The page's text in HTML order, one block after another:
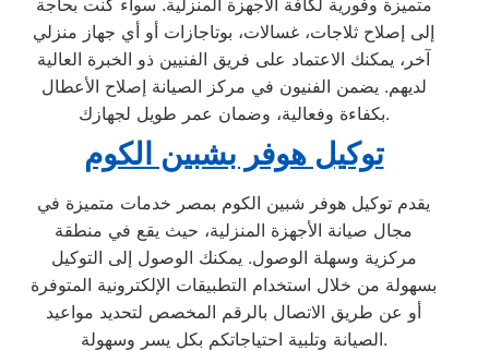
إلى إصلاح ثلاجات، غسالات، بوتاجازات أو أي جهاز منزلي
آخر، يمكنك الاعتماد على فريق الفنيين ذو الخبرة العالية
لديهم. يضمن الفنيون في مركز الصيانة إصلاح الأعطال
بكفاءة وفعالية، وضمان عمر طويل لجهازك.
توكيل هوفر بشبين الكوم
يقدم توكيل هوفر شبين الكوم بمصر خدمات متميزة في
مجال صيانة الأجهزة المنزلية، حيث يقع في منطقة
مركزية وسهلة الوصول. يمكنك الوصول إلى التوكيل
بسهولة من خلال استخدام التطبيقات الإلكترونية المتوفرة
أو عن طريق الاتصال بالرقم المخصص لتحديد مواعيد
الصيانة وتلبية احتياجاتكم بكل يسر وسهولة.